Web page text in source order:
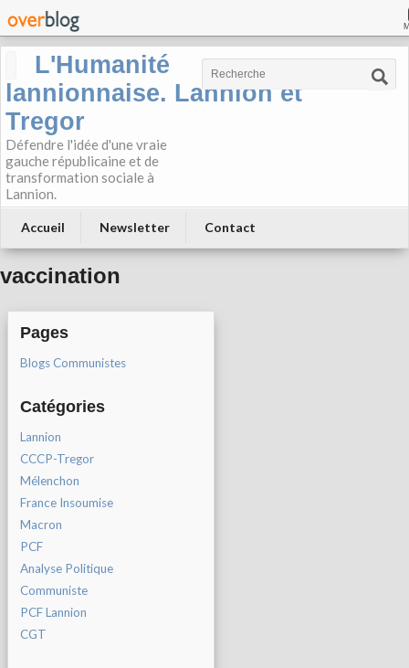
L'Humanité
lannionnaise. Lannion et
Tregor
Défendre l'idée d'une vraie
gauche républicaine et de
transformation sociale à
Lannion.
Accueil Newsletter Contact
vaccination
Pages
Blogs Communistes
Catégories
Lannion
CCCP-Tregor
Mélenchon
France Insoumise
Macron
PCF
Analyse Politique
Communiste
PCF Lannion
CGT